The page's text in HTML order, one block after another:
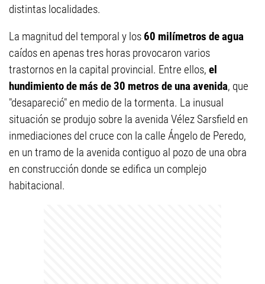
distintas localidades.
La magnitud del temporal y los 60 milímetros de agua
caídos en apenas tres horas provocaron varios
trastornos en la capital provincial. Entre ellos, el
hundimiento de más de 30 metros de una avenida, que
"desapareció" en medio de la tormenta. La inusual
situación se produjo sobre la avenida Vélez Sarsfield en
inmediaciones del cruce con la calle Ángelo de Peredo,
en un tramo de la avenida contiguo al pozo de una obra
en construcción donde se edifica un complejo
habitacional.